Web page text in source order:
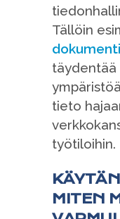
Tällöin
tieto
työtiloihin.
MITEN